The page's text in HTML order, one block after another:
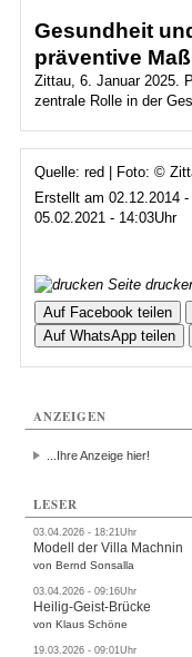
Gesundheit
präventive
Zittau, 6. Januar 2025.
zentrale Rolle in der
Quelle: red | Foto: ©
Erstellt am 02.12.2014
05.02.2021 - 14:03Uhr
Seite
Auf Facebook teilen
Auf WhatsApp teilen
ANZEIGEN
...Ihre Anzeige hier!
LESER
03.04.2026 - 18:21Uhr
Modell der Villa Machnin
von Bernd Sonsalla
03.04.2026 - 09:16Uhr
Heilig-Geist-Brücke
von Klaus Schöne
19.03.2026 - 09:01Uhr